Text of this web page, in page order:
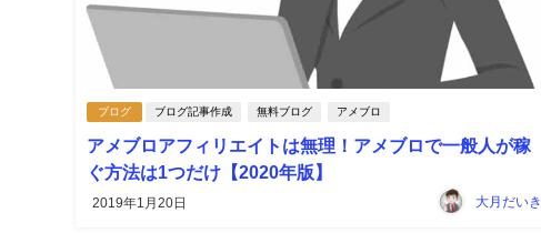
ブログ ブログ記事作成 無料ブログ アメブロ
アメブロアフィリエイトは無理！アメブロで一般人が稼
ぐ方法は1つだけ【2020年版】
2019年1月20日 大月だいき